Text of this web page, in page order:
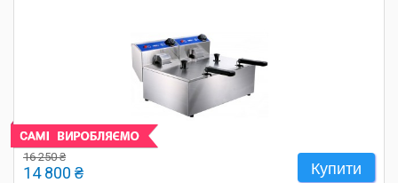
Купити
16 250 ₴
14 800 ₴